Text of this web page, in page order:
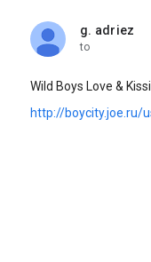
g. adriez
unread,
to
Wild Boys Love &
http://boycity.joe.ru/